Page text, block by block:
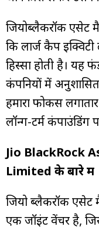
जियोब्लैकरॉक एसेट
कि लार्ज कैप
हिस्सा होती है। यह
कंपनियों में
हमारा फोकस
लॉन्ग-टर्म कंपाउंडिंग
Jio BlackRock
Limited के बारे में
जियो ब्लैकरॉक एसेट
एक जॉइंट वेंचर है,